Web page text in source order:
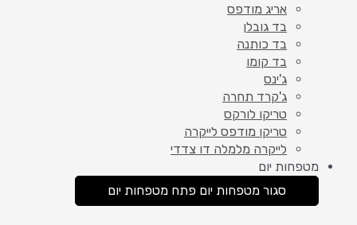
אריג מודפס
בד גובלן
בד כותנה
בד קומו
ג'ינס
ג'קרד תחרה
טריקו לורקס
טריקו מודפס לייקרה
לייקרה מלמלה דו צדדי
מטפחות יום
סגור מטפחות יום פתח מטפחות יום